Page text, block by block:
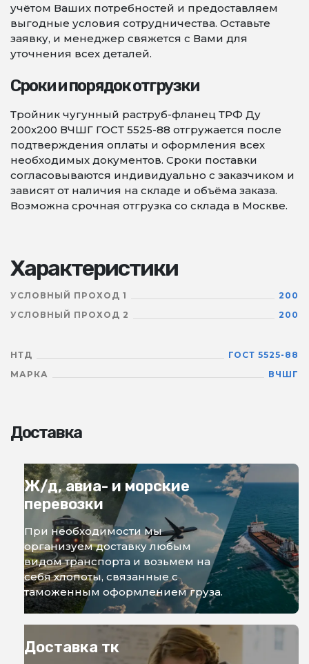
учётом Ваших потребностей и предоставляем
выгодные условия сотрудничества. Оставьте
заявку, и менеджер свяжется с Вами для
уточнения всех деталей.
Сроки и порядок отгрузки
Тройник чугунный раструб-фланец ТРФ Ду
200х200 ВЧШГ ГОСТ 5525-88 отгружается после
подтверждения оплаты и оформления всех
необходимых документов. Сроки поставки
согласовываются индивидуально с заказчиком и
зависят от наличия на складе и объёма заказа.
Возможна срочная отгрузка со склада в Москве.
Характеристики
УСЛОВНЫЙ ПРОХОД 1
200
УСЛОВНЫЙ ПРОХОД 2
200
НТД
ГОСТ 5525-88
МАРКА
ВЧШГ
Доставка
Ж/д, авиа- и морские
перевозки
При необходимости мы
организуем доставку любым
видом транспорта и возьмем на
себя хлопоты, связанные с
таможенным оформлением груза.
Доставка тк